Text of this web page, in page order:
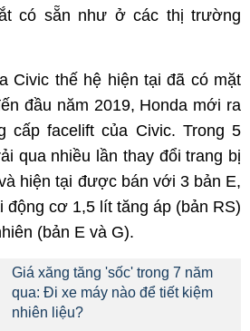
có sẵn như ở các thị trường
Civic thế hệ hiện tại đã có mặt
đầu năm 2019, Honda mới ra
cấp facelift của Civic. Trong 5
qua nhiều lần thay đổi trang bị
hiện tại được bán với 3 bản E,
động cơ 1,5 lít tăng áp (bản RS)
(bản E và G).
Giá xăng tăng 'sốc' trong 7 năm
qua: Đi xe máy nào để tiết kiệm
nhiên liệu?